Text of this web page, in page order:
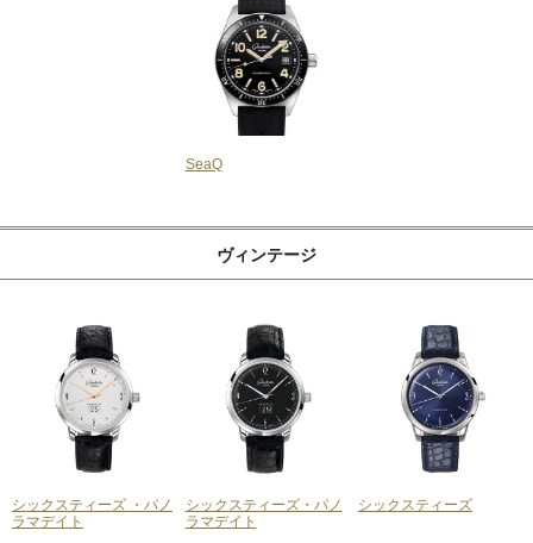
SeaQ
ヴィンテージ
シックスティーズ ・パノ
ラマデイト
シックスティーズ・パノ
ラマデイト
シックスティーズ